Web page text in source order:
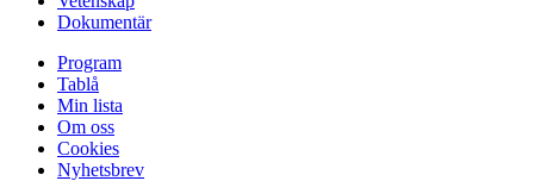
Dokumentär
Program
Tablå
Min lista
Om oss
Cookies
Nyhetsbrev